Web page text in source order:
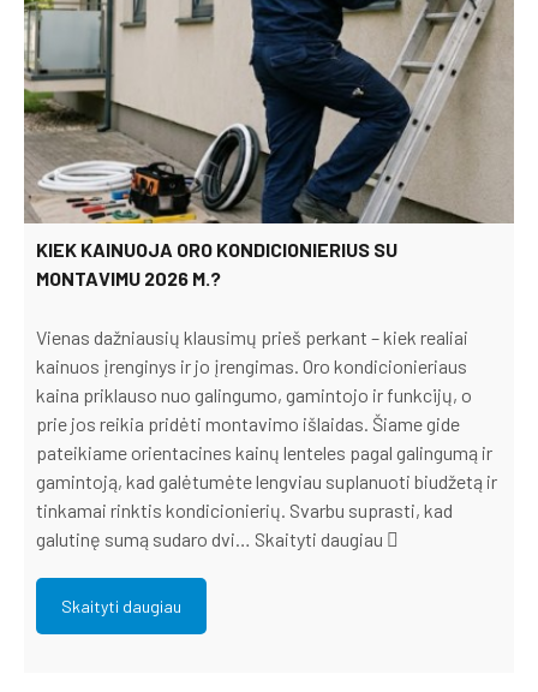
KIEK KAINUOJA ORO KONDICIONIERIUS SU
MONTAVIMU 2026 M.?
Vienas dažniausių klausimų prieš perkant – kiek realiai
kainuos įrenginys ir jo įrengimas. Oro kondicionieriaus
kaina priklauso nuo galingumo, gamintojo ir funkcijų, o
prie jos reikia pridėti montavimo išlaidas. Šiame gide
pateikiame orientacines kainų lenteles pagal galingumą ir
gamintoją, kad galėtumėte lengviau suplanuoti biudžetą ir
tinkamai rinktis kondicionierių. Svarbu suprasti, kad
galutinę sumą sudaro dvi… Skaityti daugiau
Skaityti daugiau